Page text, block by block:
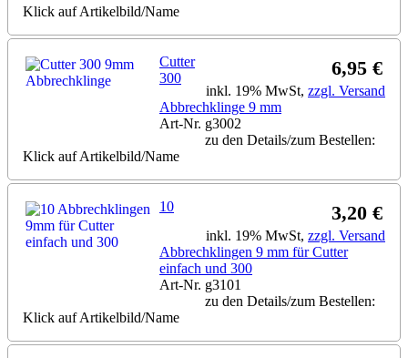
Klick auf Artikelbild/Name
6,95 €
inkl. 19% MwSt, zzgl. Versand
Cutter
300
Abbrechklinge 9 mm
Art-Nr. g3002
zu den Details/zum Bestellen:
Klick auf Artikelbild/Name
3,20 €
inkl. 19% MwSt, zzgl. Versand
10
Abbrechklingen 9 mm für Cutter
einfach und 300
Art-Nr. g3101
zu den Details/zum Bestellen:
Klick auf Artikelbild/Name